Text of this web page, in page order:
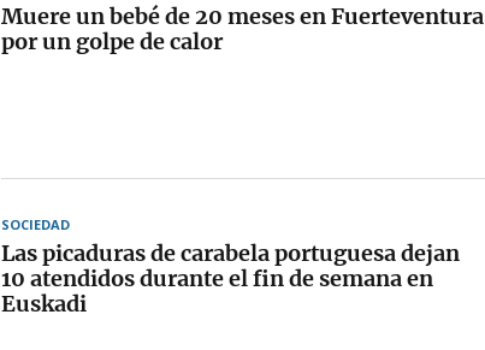
Muere un bebé de 20 meses en Fuerteventura
por un golpe de calor
SOCIEDAD
Las picaduras de carabela portuguesa dejan
10 atendidos durante el fin de semana en
Euskadi